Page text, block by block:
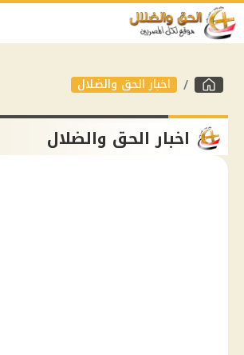
اخبار الحق والضلال
اخبار الحق والضلال